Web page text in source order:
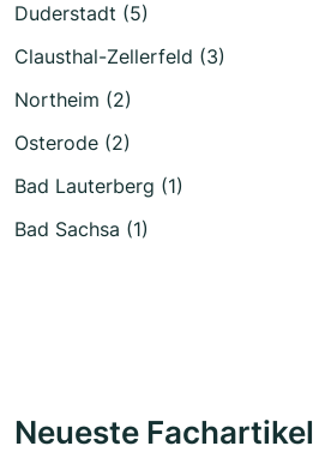
Duderstadt (5)
Clausthal-Zellerfeld (3)
Northeim (2)
Osterode (2)
Bad Lauterberg (1)
Bad Sachsa (1)
Neueste Fachartikel